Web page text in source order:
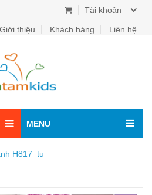
Tài khoản
Giới thiệu Khách hàng Liên hệ
MENU
H817_tu